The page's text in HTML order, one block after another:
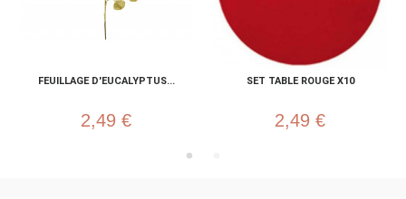
FEUILLAGE D'EUCALYPTUS...
2,49 €
SET TABLE ROUGE X10
2,49 €